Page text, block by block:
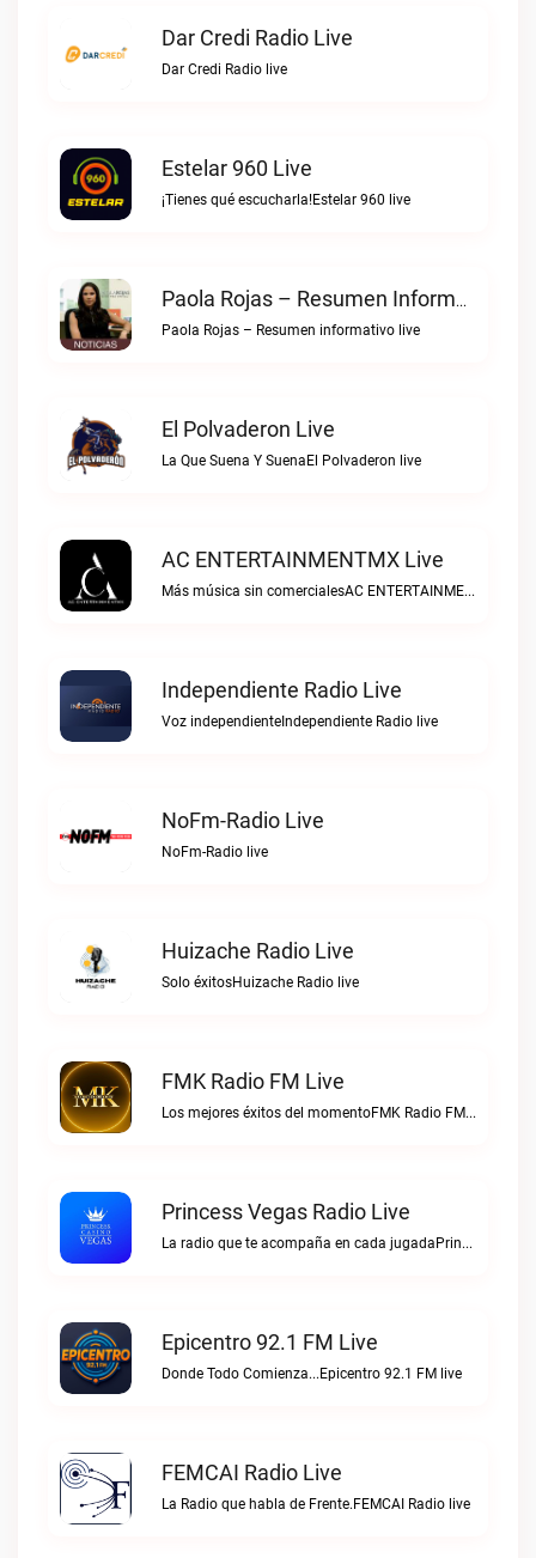
Dar Credi Radio Live
Dar Credi Radio live
Estelar 960 Live
¡Tienes qué escucharla!Estelar 960 live
Paola Rojas – Resumen Informativo Live
Paola Rojas – Resumen informativo live
El Polvaderon Live
La Que Suena Y SuenaEl Polvaderon live
AC ENTERTAINMENTMX Live
Más música sin comercialesAC ENTERTAINMENTMX live
Independiente Radio Live
Voz independienteIndependiente Radio live
NoFm-Radio Live
NoFm-Radio live
Huizache Radio Live
Solo éxitosHuizache Radio live
FMK Radio FM Live
Los mejores éxitos del momentoFMK Radio FM live
Princess Vegas Radio Live
La radio que te acompaña en cada jugadaPrincess Vegas Radio live
Epicentro 92.1 FM Live
Donde Todo Comienza...Epicentro 92.1 FM live
FEMCAI Radio Live
La Radio que habla de Frente.FEMCAI Radio live